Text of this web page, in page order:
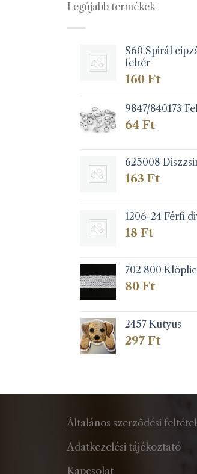
Legújabb termékek
S60 Spirál
fehér
160 Ft
9847/840173
64 Ft
625008
163 Ft
1206-24 Férfi
18 Ft
702 800
80 Ft
2457 Kutyus
297 Ft
Általános szerződési
Adatkezelési tájékoztató
Kapcsolat